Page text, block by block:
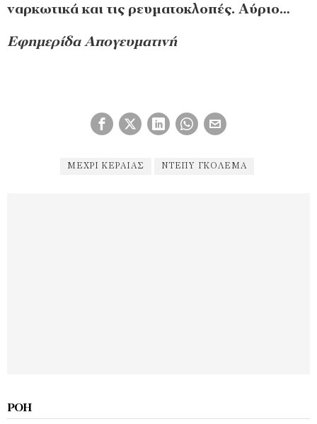
ναρκωτικά και τις ρευματοκλοπές. Αύριο…
Εφημερίδα Απογευματινή
ΜΈΧΡΙ ΚΕΡΑΊΑΣ ΝΤΈΠΥ ΓΚΟΛΕΜΆ
ΡΟΉ